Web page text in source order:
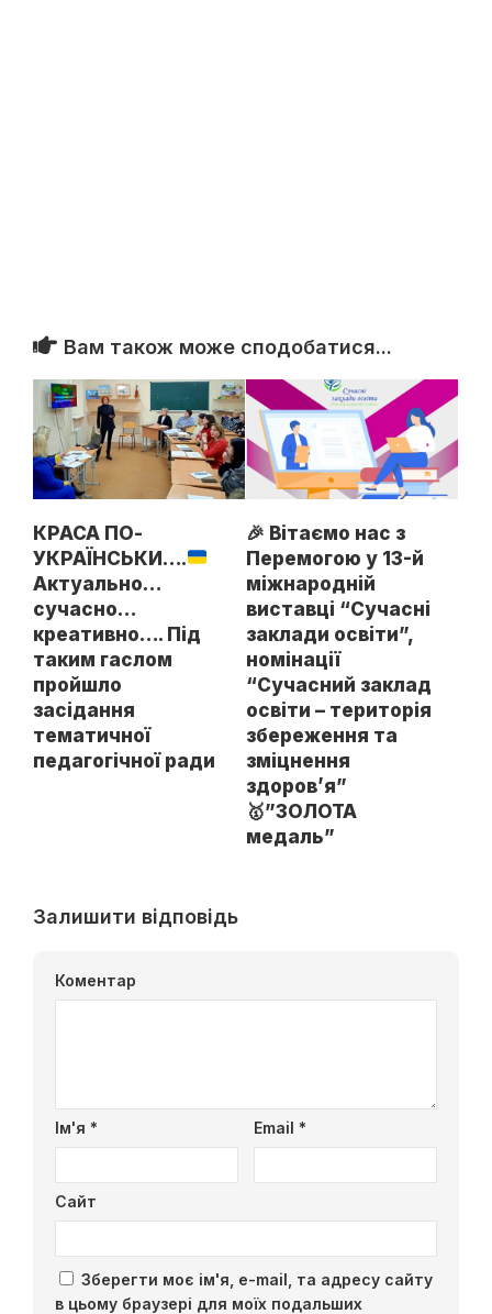
Вам також може сподобатися...
КРАСА ПО-
УКРАЇНСЬКИ….
Актуально…
сучасно…
креативно…. Під
таким гаслом
пройшло
засідання
тематичної
педагогічної ради
🎉 Вітаємо нас з
Перемогою у 13-й
міжнародній
виставці “Сучасні
заклади освіти”,
номінації
“Сучасний заклад
освіти – територія
збереження та
зміцнення
здоров’я”
🥇”ЗОЛОТА
медаль”
Залишити відповідь
Коментар
Ім'я * Email *
Сайт
Зберегти моє ім'я, e-mail, та адресу сайту
в цьому браузері для моїх подальших